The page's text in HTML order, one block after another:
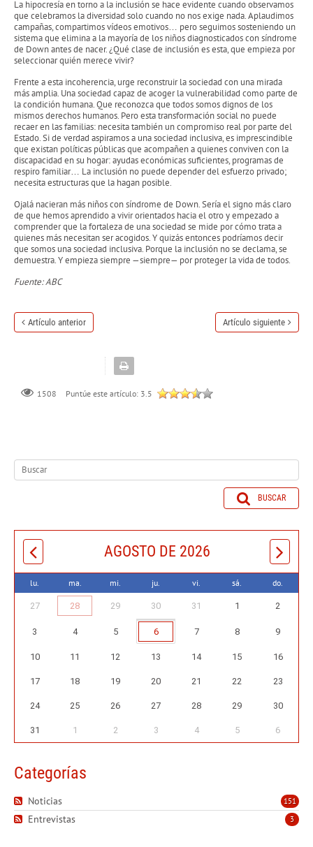
La hipocresía en torno a la inclusión se hace evidente cuando observamos
que celebramos la diversidad solo cuando no nos exige nada. Aplaudimos
campañas, compartimos vídeos emotivos… pero seguimos sosteniendo un
sistema que elimina a la mayoría de los niños diagnosticados con síndrome
de Down antes de nacer. ¿Qué clase de inclusión es esta, que empieza por
seleccionar quién merece vivir?
Frente a esta incoherencia, urge reconstruir la sociedad con una mirada
más amplia. Una sociedad capaz de acoger la vulnerabilidad como parte de
la condición humana. Que reconozca que todos somos dignos de los
mismos derechos humanos. Pero esta transformación social no puede
recaer en las familias: necesita también un compromiso real por parte del
Estado. Si de verdad aspiramos a una sociedad inclusiva, es imprescindible
que existan políticas públicas que acompañen a quienes conviven con la
discapacidad en su hogar: ayudas económicas suficientes, programas de
respiro familiar… La inclusión no puede depender del esfuerzo privado;
necesita estructuras que la hagan posible.
Ojalá nacieran más niños con síndrome de Down. Sería el signo más claro
de que hemos aprendido a vivir orientados hacia el otro y empezado a
comprender que la fortaleza de una sociedad se mide por cómo trata a
quienes más necesitan ser acogidos. Y quizás entonces podríamos decir
que somos una sociedad inclusiva. Porque la inclusión no se declama, se
demuestra. Y empieza siempre —siempre— por proteger la vida de todos.
Fuente: ABC
Artículo anterior Artículo siguiente
1508 Puntúe este artículo: 3.5
BUSCAR
AGOSTO DE 2026
lu. ma. mi. ju. vi. sá. do.
27 28 29 30 31 1 2
3 4 5 6 7 8 9
10 11 12 13 14 15 16
17 18 19 20 21 22 23
24 25 26 27 28 29 30
31 1 2 3 4 5 6
Categorías
151
Noticias
3
Entrevistas